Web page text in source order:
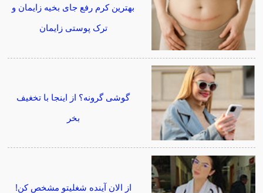
بهترین کرم رفع جای بخیه زایمان و
ترک پوستی زایمان
گوشی گرونه؟ از اینجا با تخغیف
بخر
از الان آینده شغلیتو مشخص کن!